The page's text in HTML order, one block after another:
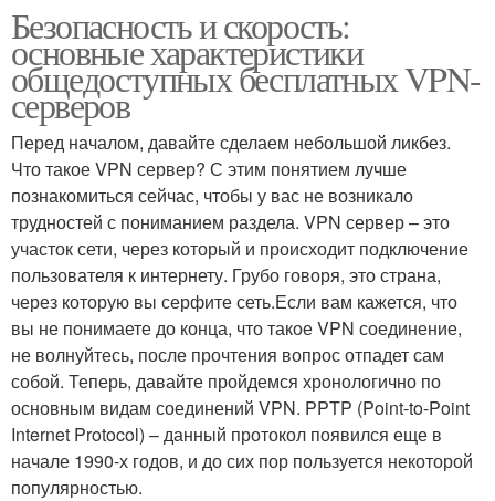
Безопасность и скорость:
основные характеристики
общедоступных бесплатных VPN-
серверов
Перед началом, давайте сделаем небольшой ликбез.
Что такое VPN сервер? С этим понятием лучше
познакомиться сейчас, чтобы у вас не возникало
трудностей с пониманием раздела. VPN сервер – это
участок сети, через который и происходит подключение
пользователя к интернету. Грубо говоря, это страна,
через которую вы серфите сеть.Если вам кажется, что
вы не понимаете до конца, что такое VPN соединение,
не волнуйтесь, после прочтения вопрос отпадет сам
собой. Теперь, давайте пройдемся хронологично по
основным видам соединений VPN. PPTP (Point-to-Point
Internet Protocol) – данный протокол появился еще в
начале 1990-х годов, и до сих пор пользуется некоторой
популярностью.